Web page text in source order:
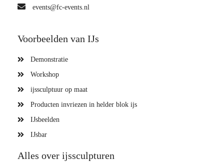
events@fc-events.nl
Voorbeelden van IJs
Demonstratie
Workshop
ijssculptuur op maat
Producten invriezen in helder blok ijs
IJsbeelden
IJsbar
Alles over ijssculpturen